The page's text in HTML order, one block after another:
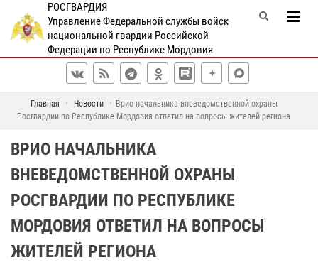
РОСГВАРДИЯ
Управление Федеральной службы войск
национальной гвардии Российской
Федерации по Республике Мордовия
Главная Новости
Врио начальника вневедомственной охраны
Росгвардии по Республике Мордовия ответил на вопросы жителей региона
ВРИО НАЧАЛЬНИКА
ВНЕВЕДОМСТВЕННОЙ ОХРАНЫ
РОСГВАРДИИ ПО РЕСПУБЛИКЕ
МОРДОВИЯ ОТВЕТИЛ НА ВОПРОСЫ
ЖИТЕЛЕЙ РЕГИОНА